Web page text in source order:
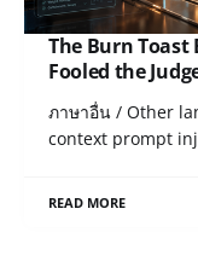
The Burn Toast
Fooled the
ภาษาอื่น / Other
context prompt
READ MORE